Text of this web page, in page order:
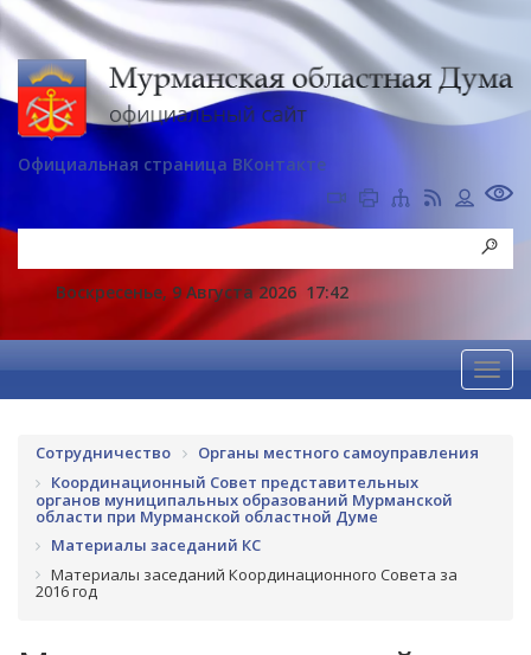
Официальная страница ВКонтакте
Воскресенье, 9 Августа 2026 17:42
Сотрудничество
Органы местного самоуправления
Координационный Совет представительных
органов муниципальных образований Мурманской
области при Мурманской областной Думе
Материалы заседаний КС
Материалы заседаний Координационного Совета за
2016 год